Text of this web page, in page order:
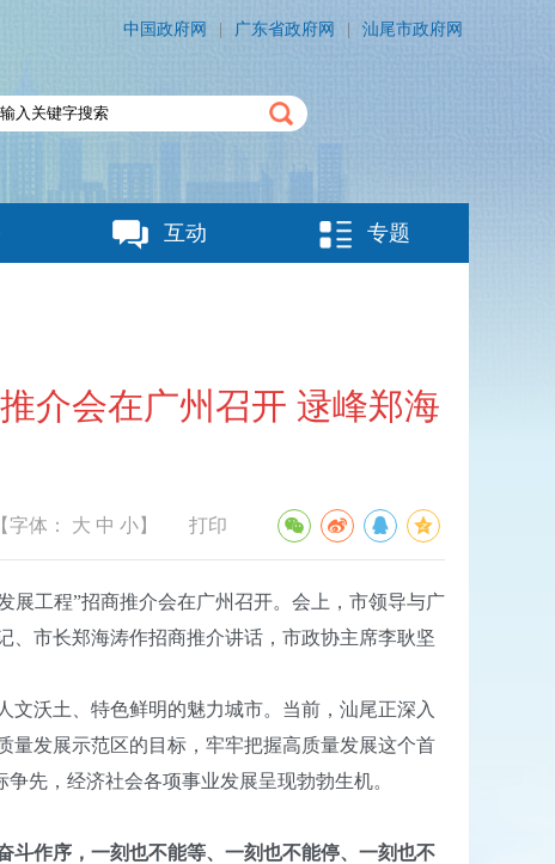
汕尾市政府网
广东省政府网
中国政府网
互动 专题
介会在广州召开 逯峰郑海
【字体： 大 中 小】 打印
展工程”招商推介会在广州召开。会上，市领导与广
、市长郑海涛作招商推介讲话，市政协主席李耿坚
沃土、特色鲜明的魅力城市。当前，汕尾正深入
量发展示范区的目标，牢牢把握高质量发展这个首
先，经济社会各项事业发展呈现勃勃生机。
斗作序，一刻也不能等、一刻也不能停、一刻也不